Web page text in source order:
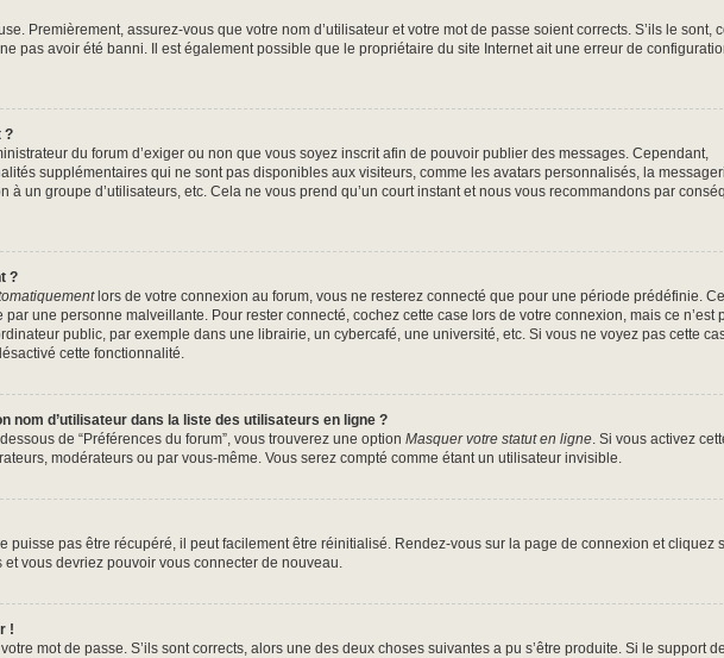
Premièrement, assurez-vous que votre nom d’utilisateur et votre mot de passe soient corrects. S’ils le sont,
pas avoir été banni. Il est également possible que le propriétaire du site Internet ait une erreur de
?
du forum d’exiger ou non que vous soyez inscrit afin de pouvoir publier des messages. Cependant,
supplémentaires qui ne sont pas disponibles aux visiteurs, comme les avatars personnalisés, la
à un groupe d’utilisateurs, etc. Cela ne vous prend qu’un court instant et nous vous recommandons par
?
lors de votre connexion au forum, vous ne resterez connecté que pour une période prédéfinie.
une personne malveillante. Pour rester connecté, cochez cette case lors de votre connexion, mais ce n’est
public, par exemple dans une librairie, un cybercafé, une université, etc. Si vous ne voyez pas cette
cette fonctionnalité.
nom d’utilisateur dans la liste des utilisateurs en ligne ?
de “Préférences du forum”, vous trouverez une option Masquer votre statut en ligne. Si vous activez
modérateurs ou par vous-même. Vous serez compté comme étant un utilisateur invisible.
puisse pas être récupéré, il peut facilement être réinitialisé. Rendez-vous sur la page de connexion et cliquez
et vous devriez pouvoir vous connecter de nouveau.
!
mot de passe. S’ils sont corrects, alors une des deux choses suivantes a pu s’être produite. Si le support